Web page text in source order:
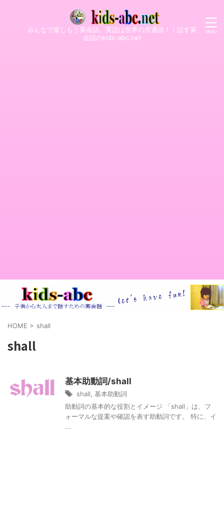
みんなで楽しもう英会話。英語は世界の共通語！！話す英
会話のkids-abc.net
HOME > shall
shall
基本助動詞/shall
shall 基本助動詞
助動詞の基本的な役割とイメージ 「shall」は、フ
ォーマルな提案や確認を表す助動詞です。 特に、イ
...